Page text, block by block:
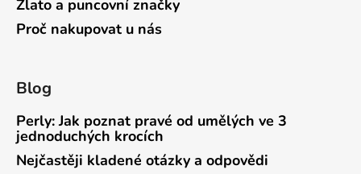
Zlato a puncovní značky
Proč nakupovat u nás
Blog
Perly: Jak poznat pravé od umělých ve 3
jednoduchých krocích
Nejčastěji kladené otázky a odpovědi